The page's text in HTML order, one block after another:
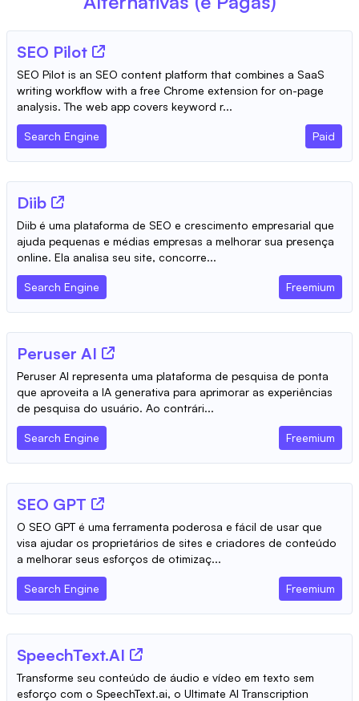
SEO Pilot
SEO Pilot is an SEO content platform that combines a SaaS
writing workflow with a free Chrome extension for on-page
analysis. The web app covers keyword r...
Search Engine Paid
Diib
Diib é uma plataforma de SEO e crescimento empresarial que
ajuda pequenas e médias empresas a melhorar sua presença
online. Ela analisa seu site, concorre...
Search Engine Freemium
Peruser AI
Peruser AI representa uma plataforma de pesquisa de ponta
que aproveita a IA generativa para aprimorar as experiências
de pesquisa do usuário. Ao contrári...
Search Engine Freemium
SEO GPT
O SEO GPT é uma ferramenta poderosa e fácil de usar que
visa ajudar os proprietários de sites e criadores de conteúdo
a melhorar seus esforços de otimizaç...
Search Engine Freemium
SpeechText.AI
Transforme seu conteúdo de áudio e vídeo em texto sem
esforço com o SpeechText.ai, o Ultimate AI Transcription